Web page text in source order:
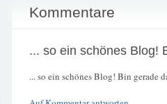
Kommentare
... so ein schönes Blog!
... so ein schönes Blog! Bin gerade